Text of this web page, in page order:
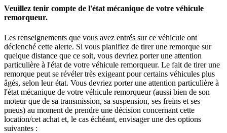
Veuillez tenir compte de l'état mécanique de votre véhicule
remorqueur.
Les renseignements que vous avez entrés sur ce véhicule ont
déclenché cette alerte. Si vous planifiez de tirer une remorque sur
quelque distance que ce soit, vous devriez porter une attention
particulière à l'état de votre véhicule remorqueur. Le fait de tirer une
remorque peut se révéler très exigeant pour certains véhicules plus
âgés, selon leur état. Vous devriez porter une attention particulière à
l'état mécanique de votre véhicule remorqueur (aussi bien de son
moteur que de sa transmission, sa suspension, ses freins et ses
pneus) au moment de prendre une décision concernant cette
location/cet achat et, le cas échéant, envisager une des options
suivantes :